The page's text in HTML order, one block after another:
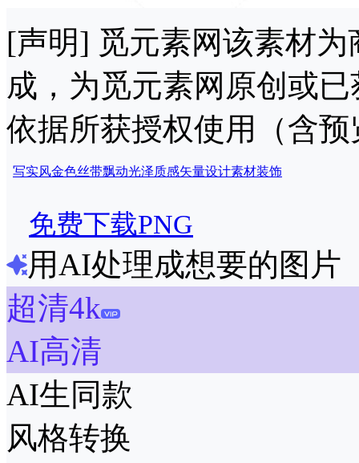
[声明] 觅元素网该素材
成，为觅元素网原创或
依据所获授权使用（含
写实风金色丝带飘动光泽质感矢量设计素材装饰
免费下载PNG
用AI处理成想要的图片
超清4k
AI高清
AI生同款
风格转换